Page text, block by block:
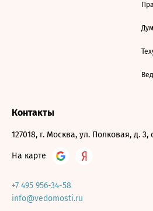
Контакты
127018, г. Москва, ул. Полковая, д. 3,
На карте
+7 495 956-34-58
info@vedomosti.ru